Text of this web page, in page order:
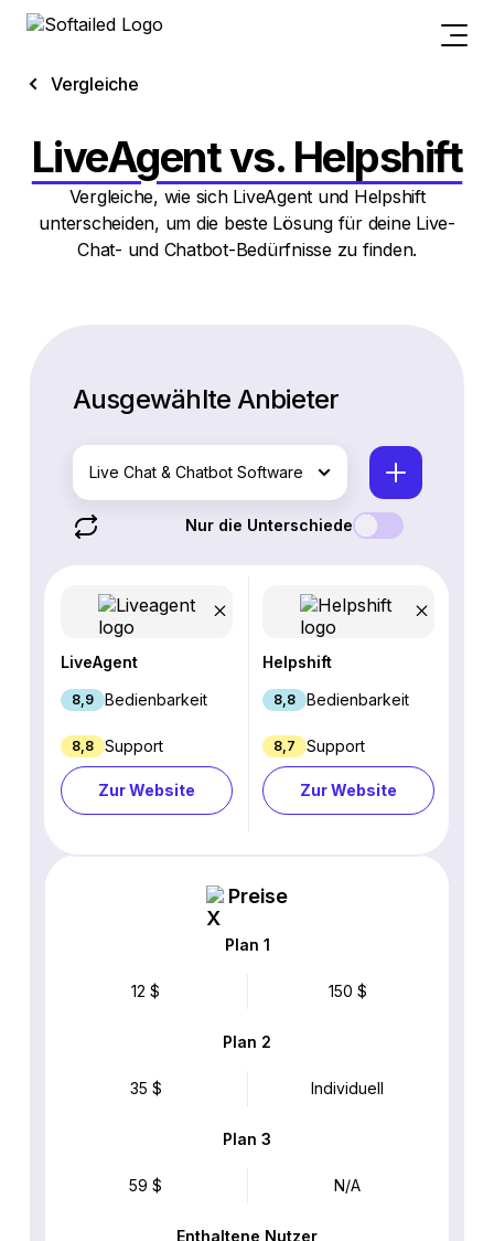
Vergleiche
LiveAgent vs. Helpshift
Vergleiche, wie sich LiveAgent und Helpshift
unterscheiden, um die beste Lösung für deine Live-
Chat- und Chatbot-Bedürfnisse zu finden.
Ausgewählte Anbieter
Live Chat & Chatbot Software
Nur die Unterschiede
LiveAgent
8,9 Bedienbarkeit
8,8 Support
Zur Website
Helpshift
8,8 Bedienbarkeit
8,7 Support
Zur Website
Preise
Plan 1
12 $ 150 $
Plan 2
35 $ Individuell
Plan 3
59 $ N/A
Enthaltene Nutzer